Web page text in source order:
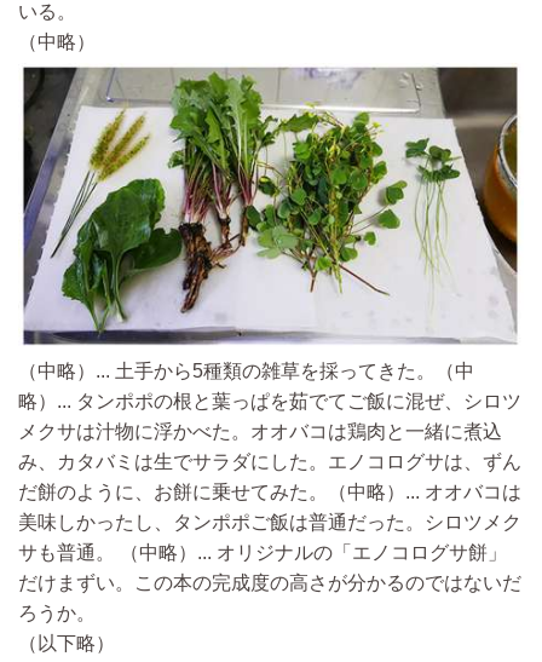
いる。
（中略）
（中略）... 土手から5種類の雑草を採ってきた。
（中
略）... タンポポの根と葉っぱを茹でてご飯に混ぜ、シロツ
メクサは汁物に浮かべた。オオバコは鶏肉と一緒に煮込
み、カタバミは生でサラダにした。エノコログサは、ずん
だ餅のように、お餅に乗せてみた。
（中略）... オオバコは
美味しかったし、タンポポご飯は普通だった。シロツメク
サも普通。
（中略）... オリジナルの「エノコログサ餅」
だけまずい。この本の完成度の高さが分かるのではないだ
ろうか。
（以下略）